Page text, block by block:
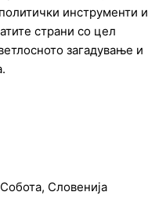
инструменти и
страни со цел
загадување и
Словенија